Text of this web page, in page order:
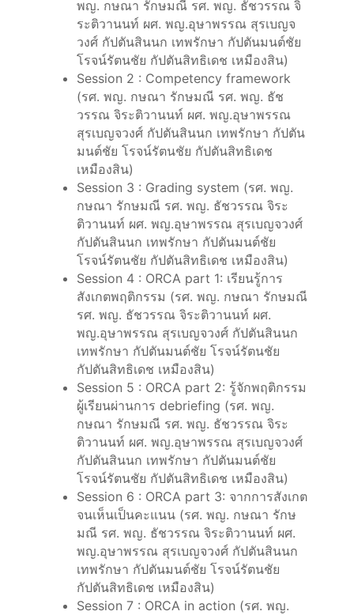
พญ. กษณา รักษมณี รศ. พญ. ธัชวรรณ จิ
ระติวานนท์ ผศ. พญ.อุษาพรรณ สุรเบญจ
วงศ์ กัปตันสินนก เทพรักษา กัปตันมนต์ชัย
โรจน์รัตนชัย กัปตันสิทธิเดช เหมืองสิน)
Session 2 : Competency framework
(รศ. พญ. กษณา รักษมณี รศ. พญ. ธัช
วรรณ จิระติวานนท์ ผศ. พญ.อุษาพรรณ
สุรเบญจวงศ์ กัปตันสินนก เทพรักษา กัปตัน
มนต์ชัย โรจน์รัตนชัย กัปตันสิทธิเดช
เหมืองสิน)
Session 3 : Grading system (รศ. พญ.
กษณา รักษมณี รศ. พญ. ธัชวรรณ จิระ
ติวานนท์ ผศ. พญ.อุษาพรรณ สุรเบญจวงศ์
กัปตันสินนก เทพรักษา กัปตันมนต์ชัย
โรจน์รัตนชัย กัปตันสิทธิเดช เหมืองสิน)
Session 4 : ORCA part 1: เรียนรู้การ
สังเกตพฤติกรรม (รศ. พญ. กษณา รักษมณี
รศ. พญ. ธัชวรรณ จิระติวานนท์ ผศ.
พญ.อุษาพรรณ สุรเบญจวงศ์ กัปตันสินนก
เทพรักษา กัปตันมนต์ชัย โรจน์รัตนชัย
กัปตันสิทธิเดช เหมืองสิน)
Session 5 : ORCA part 2: รู้จักพฤติกรรม
ผู้เรียนผ่านการ debriefing (รศ. พญ.
กษณา รักษมณี รศ. พญ. ธัชวรรณ จิระ
ติวานนท์ ผศ. พญ.อุษาพรรณ สุรเบญจวงศ์
กัปตันสินนก เทพรักษา กัปตันมนต์ชัย
โรจน์รัตนชัย กัปตันสิทธิเดช เหมืองสิน)
Session 6 : ORCA part 3: จากการสังเกต
จนเห็นเป็นคะแนน (รศ. พญ. กษณา รักษ
มณี รศ. พญ. ธัชวรรณ จิระติวานนท์ ผศ.
พญ.อุษาพรรณ สุรเบญจวงศ์ กัปตันสินนก
เทพรักษา กัปตันมนต์ชัย โรจน์รัตนชัย
กัปตันสิทธิเดช เหมืองสิน)
Session 7 : ORCA in action (รศ. พญ.